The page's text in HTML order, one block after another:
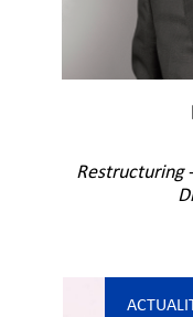
Restructuring